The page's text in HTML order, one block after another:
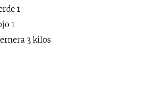
1
1
3 kilos